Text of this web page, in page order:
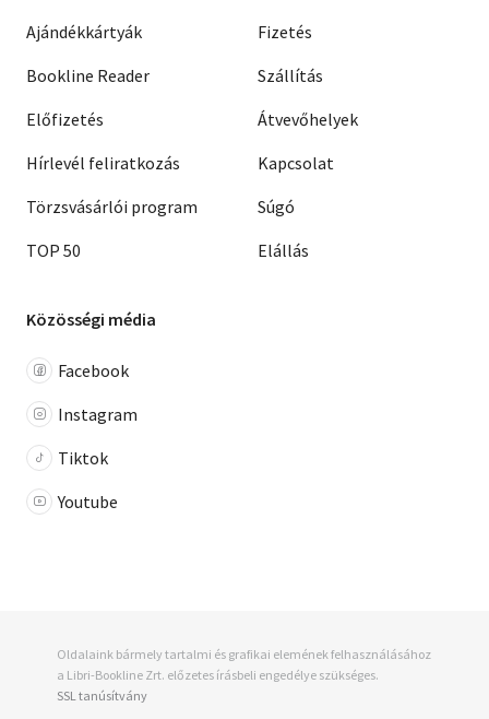
Ajándékkártyák
Bookline Reader
Előfizetés
Hírlevél feliratkozás
Törzsvásárlói program
TOP 50
Fizetés
Szállítás
Átvevőhelyek
Kapcsolat
Súgó
Elállás
Közösségi média
Facebook
Instagram
Tiktok
Youtube
Oldalaink bármely tartalmi és grafikai elemének felhasználásához
a Libri-Bookline Zrt. előzetes írásbeli engedélye szükséges.
SSL tanúsítvány